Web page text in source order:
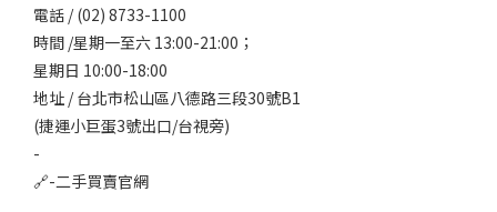
電話 / (02) 8733-1100
時間 /星期一至六 13:00-21:00；
星期日 10:00-18:00
地址 / 台北市松山區八德路三段30號B1
(捷運小巨蛋3號出口/台視旁)
-
🔗-二手買賣官網